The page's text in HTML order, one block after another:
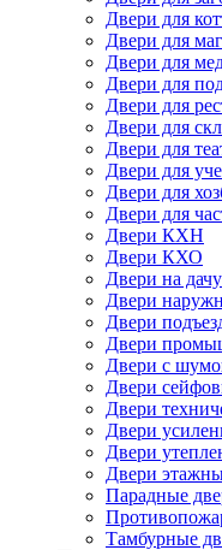
Двери для
Двери для
Двери для
Двери для
Двери для
Двери для
Двери для
Двери для
Двери для
Двери для
Двери КХН
Двери КХО
Двери на дачу
Двери
Двери
Двери
Двери с
Двери
Двери
Двери
Двери
Двери
Парадные
Тамбурные